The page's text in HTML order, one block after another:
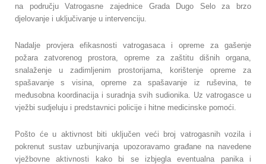
na području Vatrogasne zajednice Grada Dugo Selo za brzo
djelovanje i uključivanje u intervenciju.
Nadalje provjera efikasnosti vatrogasaca i opreme za gašenje
požara zatvorenog prostora, opreme za zaštitu dišnih organa,
snalaženje u zadimljenim prostorijama, korištenje opreme za
spašavanje s visina, opreme za spašavanje iz ruševina, te
međusobna koordinacija i suradnja svih sudionika. Uz vatrogasce u
vježbi sudjeluju i predstavnici policije i hitne medicinske pomoći.
Pošto će u aktivnost biti uključen veći broj vatrogasnih vozila i
pokrenut sustav uzbunjivanja upozoravamo građane na navedene
vježbovne aktivnosti kako bi se izbjegla eventualna panika i